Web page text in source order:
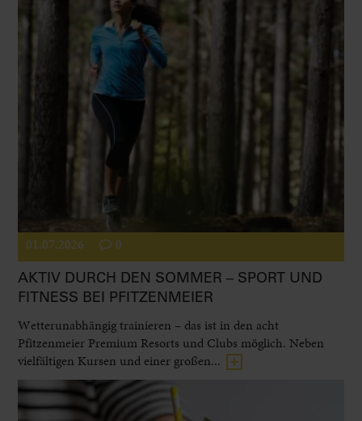
01.07.2026 0
AKTIV DURCH DEN SOMMER – SPORT UND
FITNESS BEI PFITZENMEIER
Wetterunabhängig trainieren – das ist in den acht
Pfitzenmeier Premium Resorts und Clubs möglich. Neben
vielfältigen Kursen und einer großen...